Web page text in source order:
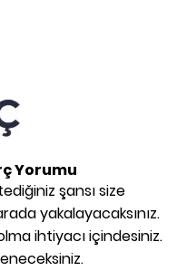
Yorumu
şansı size
yakalayacaksınız.
ihtiyacı içindesiniz.